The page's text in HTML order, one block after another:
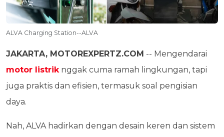
ALVA Charging Station--ALVA
JAKARTA, MOTOREXPERTZ.COM -- Mengendarai
motor listrik nggak cuma ramah lingkungan, tapi
juga praktis dan efisien, termasuk soal pengisian
daya.
Nah, ALVA hadirkan dengan desain keren dan sistem